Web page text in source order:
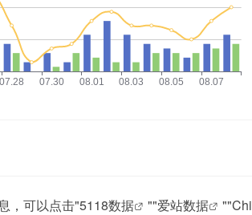
，可以点击"5118数据 ""爱站数据 ""